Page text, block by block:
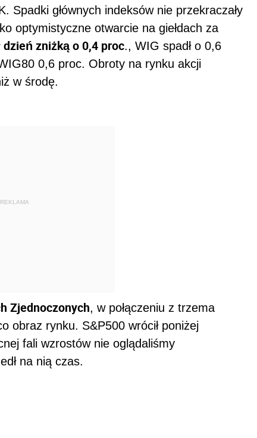
Spadki głównych indeksów nie przekraczały
optymistyczne otwarcie na giełdach za
dzień zniżką o 0,4 proc., WIG spadł o 0,6
0,6 proc. Obroty na rynku akcji
w środę.
REKLAMA
Zjednoczonych, w połączeniu z trzema
obraz rynku. S&P500 wrócił poniżej
fali wzrostów nie oglądaliśmy
na nią czas.